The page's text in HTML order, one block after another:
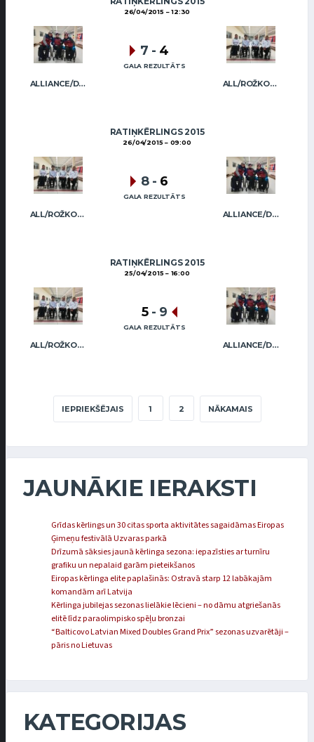
26/04/2015 12:30
ALLIANCE/DIMBOVSKIS ALL/ROŽKOVA
7 - 4
GALA REZULTĀTS
RATIŅKĒRLINGS 2015
26/04/2015 09:00
ALL/ROŽKOVA ALLIANCE/DIMBOVSKIS
8 - 6
GALA REZULTĀTS
RATIŅKĒRLINGS 2015
25/04/2015 16:00
ALL/ROŽKOVA ALLIANCE/DIMBOVSKIS
5 - 9
GALA REZULTĀTS
IEPRIEKŠĒJAIS 1 2 NĀKAMAIS
JAUNĀKIE IERAKSTI
Grīdas kērlings un 30 citas sporta aktivitātes sagaidāmas Eiropas
Ģimeņu festivālā Uzvaras parkā
Drīzumā sāksies jaunā kērlinga sezona: iepazīsties ar turnīru
grafiku un nepalaid garām pieteikšanos
Eiropas kērlinga elite paplašinās: Ostravā starp 12 labākajām
komandām arī Latvija
Kērlinga jubilejas sezonas lielākie lēcieni – no dāmu atgriešanās
elitē līdz paraolimpisko spēļu bronzai
“Balticovo Latvian Mixed Doubles Grand Prix” sezonas uzvarētāji –
pāris no Lietuvas
KATEGORIJAS